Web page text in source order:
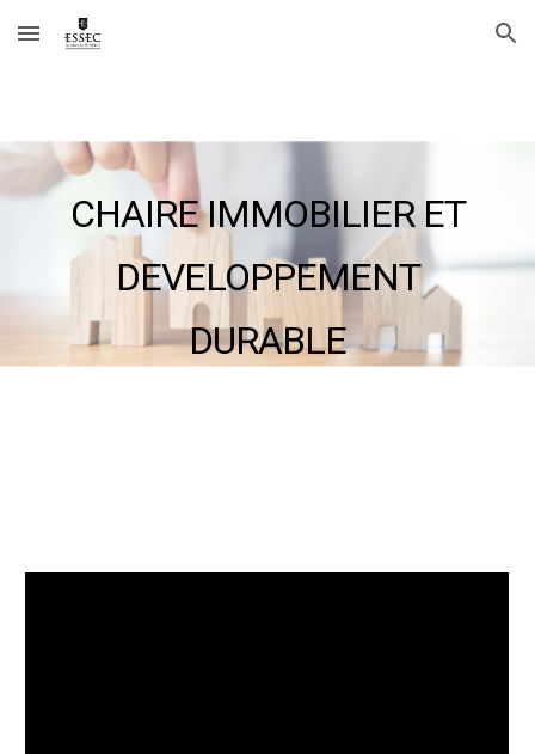
Skip to main content Skip to navigation
CHAIRE IMMOBILIER ET
DEVELOPPEMENT
DURABLE